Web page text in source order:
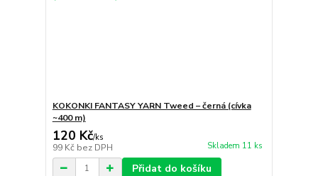
KOKONKI FANTASY YARN Tweed – černá (cívka
~400 m)
120 Kč/ks
99 Kč bez DPH Skladem 11 ks
Přidat do košíku